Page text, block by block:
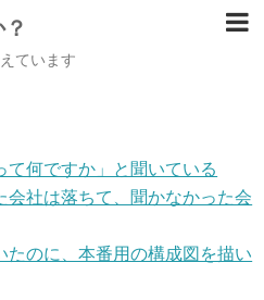
ています
て何ですか」と聞いている
会社は落ちて、聞かなかった会
たのに、本番用の構成図を描い